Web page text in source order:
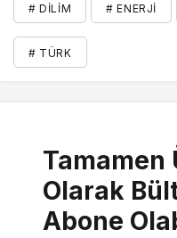
# DILIM # ENERJI
# TÜRK
Tamamen
Olarak
Abone